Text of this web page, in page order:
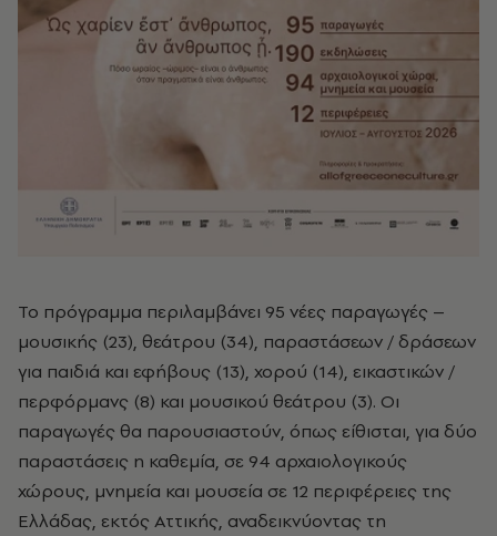
Το πρόγραμμα περιλαμβάνει 95 νέες παραγωγές –
μουσικής (23), θεάτρου (34), παραστάσεων / δράσεων
για παιδιά και εφήβους (13), χορού (14), εικαστικών /
περφόρμανς (8) και μουσικού θεάτρου (3). Οι
παραγωγές θα παρουσιαστούν, όπως είθισται, για δύο
παραστάσεις η καθεμία, σε 94 αρχαιολογικούς
χώρους, μνημεία και μουσεία σε 12 περιφέρειες της
Ελλάδας, εκτός Αττικής, αναδεικνύοντας τη